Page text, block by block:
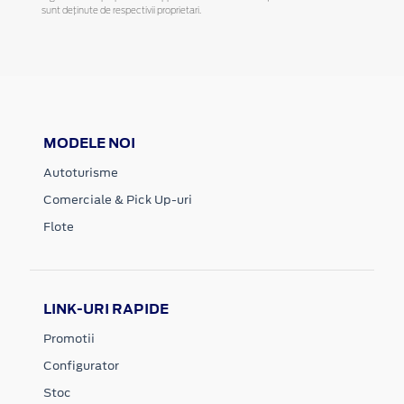
sunt deținute de respectivii proprietari.
MODELE NOI
Autoturisme
Comerciale & Pick Up-uri
Flote
LINK-URI RAPIDE
Promotii
Configurator
Stoc